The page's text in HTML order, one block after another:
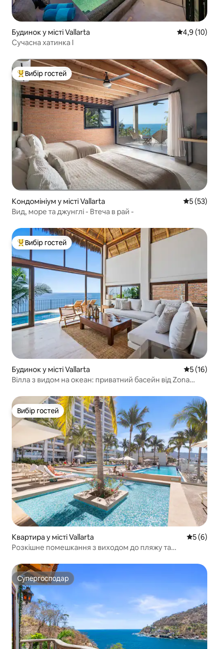
Будинок у місті Vallarta Середня
4,9 (10)
Сучасна хатинка I
Топ вибір гостей
Вибір гостей
Кондомініум у місті Vallarta Середня
5 (53)
Вид, море та джунглі - Втеча в рай -
Топ вибір гостей
Вибір гостей
Будинок у місті Vallarta Середня
5 (16)
Вілла з видом на океан: приватний басейн від Zona
Вибір гостей
Вибір гостей
Квартира у місті Vallarta Середня
5 (6)
Розкішне помешкання з виходом до пляжу та
Супергосподар
Супергосподар